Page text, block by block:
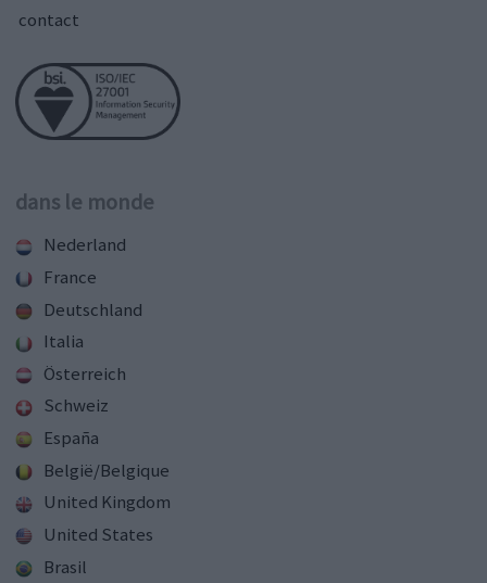
contact
dans le monde
Nederland
France
Deutschland
Italia
Österreich
Schweiz
España
België/Belgique
United Kingdom
United States
Brasil